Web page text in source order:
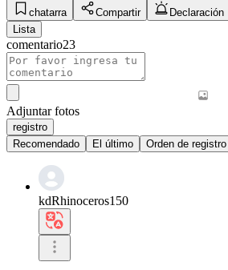
chatarra Compartir
Declaración
Lista
comentario23
Adjuntar fotos
registro
Recomendado
El último Orden de registro
kdRhinoceros150